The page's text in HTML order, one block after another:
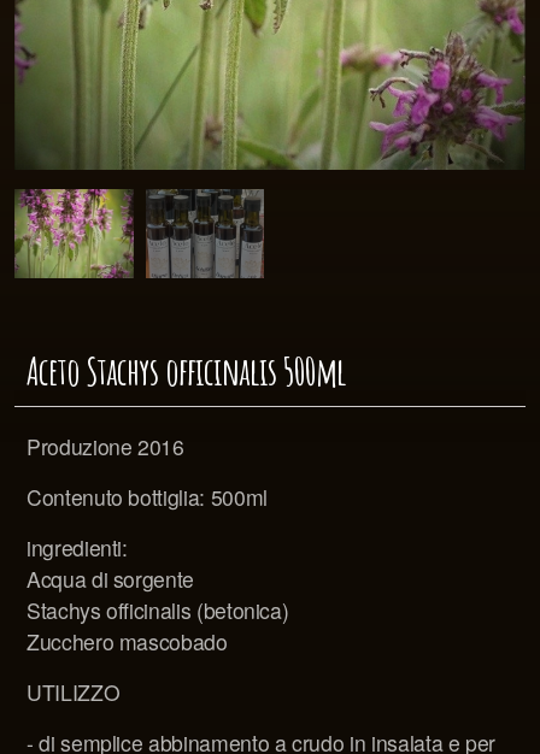
Aceto Stachys officinalis 500ml
Produzione 2016
Contenuto bottiglia: 500ml
ingredienti:
Acqua di sorgente
Stachys officinalis (betonica)
Zucchero mascobado
UTILIZZO
- di semplice abbinamento a crudo in insalata e per